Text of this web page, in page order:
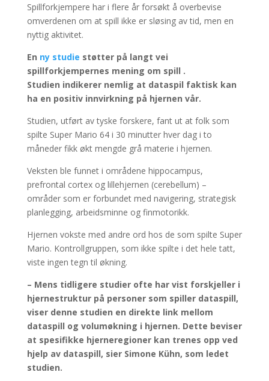
Spillforkjempere har i flere år forsøkt å overbevise
omverdenen om at spill ikke er sløsing av tid, men en
nyttig aktivitet.
En ny studie støtter på langt vei
spillforkjempernes mening om spill .
Studien indikerer nemlig at dataspil faktisk kan
ha en positiv innvirkning på hjernen vår.
Studien, utført av tyske forskere, fant ut at folk som
spilte Super Mario 64 i 30 minutter hver dag i to
måneder fikk økt mengde grå materie i hjernen.
Veksten ble funnet i områdene hippocampus,
prefrontal cortex og lillehjernen (cerebellum) –
områder som er forbundet med navigering, strategisk
planlegging, arbeidsminne og finmotorikk.
Hjernen vokste med andre ord hos de som spilte Super
Mario. Kontrollgruppen, som ikke spilte i det hele tatt,
viste ingen tegn til økning.
– Mens tidligere studier ofte har vist forskjeller i
hjernestruktur på personer som spiller dataspill,
viser denne studien en direkte link mellom
dataspill og volumøkning i hjernen. Dette beviser
at spesifikke hjerneregioner kan trenes opp ved
hjelp av dataspill, sier Simone Kühn, som ledet
studien.